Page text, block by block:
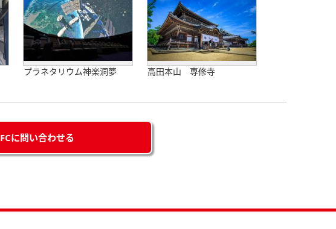
プラネタリウム神楽洞夢 高田本山 専修寺
FCに問い合わせる